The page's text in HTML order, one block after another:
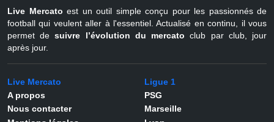
Live Mercato est un outil simple conçu pour les passionnés de
football qui veulent aller à l'essentiel. Actualisé en continu, il vous
permet desuivre l’évolution du mercato club par club, jour
après jour.
Live Mercato
A propos
Nous contacter
Ligue 1
PSG
Marseille